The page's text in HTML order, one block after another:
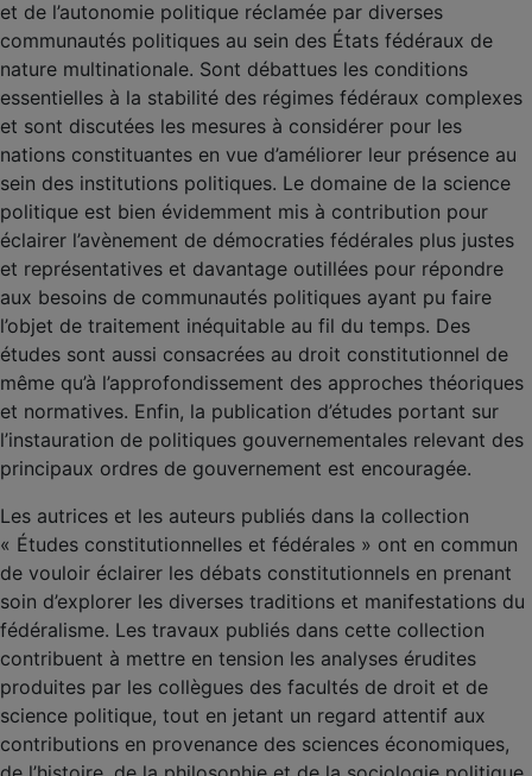
et de l’autonomie politique réclamée par diverses
communautés politiques au sein des États fédéraux de
nature multinationale. Sont débattues les conditions
essentielles à la stabilité des régimes fédéraux complexes
et sont discutées les mesures à considérer pour les
nations constituantes en vue d’améliorer leur présence au
sein des institutions politiques. Le domaine de la science
politique est bien évidemment mis à contribution pour
éclairer l’avènement de démocraties fédérales plus justes
et représentatives et davantage outillées pour répondre
aux besoins de communautés politiques ayant pu faire
l’objet de traitement inéquitable au fil du temps. Des
études sont aussi consacrées au droit constitutionnel de
même qu’à l’approfondissement des approches théoriques
et normatives. Enfin, la publication d’études portant sur
l’instauration de politiques gouvernementales relevant des
principaux ordres de gouvernement est encouragée.
Les autrices et les auteurs publiés dans la collection
« Études constitutionnelles et fédérales » ont en commun
de vouloir éclairer les débats constitutionnels en prenant
soin d’explorer les diverses traditions et manifestations du
fédéralisme. Les travaux publiés dans cette collection
contribuent à mettre en tension les analyses érudites
produites par les collègues des facultés de droit et de
science politique, tout en jetant un regard attentif aux
contributions en provenance des sciences économiques,